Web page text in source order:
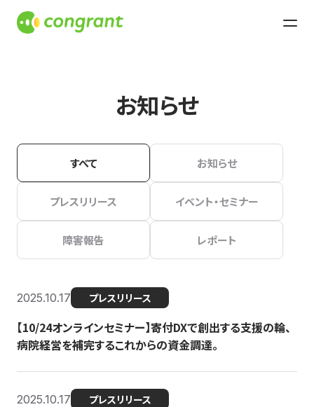
お知らせ
すべて お知らせ
プレスリリース イベント・セミナー
障害報告 レポート
2025.10.17 プレスリリース
【10/24オンラインセミナー】寄付DXで創出する支援の輪、
病院経営を補完するこれからの資金調達。
2025.10.17 プレスリリース